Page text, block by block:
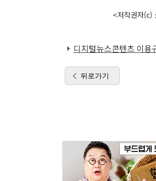
<저작권자(c)
디지털뉴스콘텐츠 이용
뒤로가기